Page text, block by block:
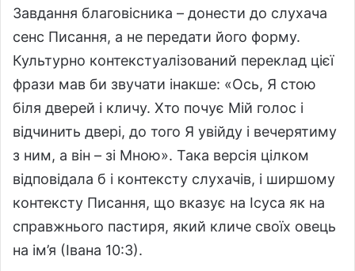
Завдання благовісника – донести до слухача
сенс Писання, а не передати його форму.
Культурно контекстуалізований переклад цієї
фрази мав би звучати інакше: «Ось, Я стою
біля дверей і кличу. Хто почує Мій голос і
відчинить двері, до того Я увійду і вечерятиму
з ним, а він – зі Мною». Така версія цілком
відповідала б і контексту слухачів, і ширшому
контексту Писання, що вказує на Ісуса як на
справжнього пастиря, який кличе своїх овець
на ім’я (Івана 10:3).